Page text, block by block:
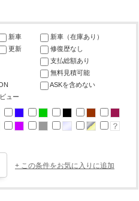
新車
新車（在庫あり）
更新
修復歴なし
支払総額あり
無料見積可能
ASKを含めない
ュー
+ この条件をお気に入りに追加